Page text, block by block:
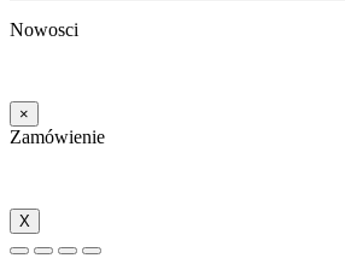
Nowosci
×
Zamówienie
X